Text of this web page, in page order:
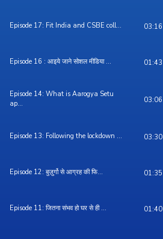
Episode 17: Fit India and CSBE coll... 03:16
Episode 16 : आइये जाने सोशल मीडिया ... 01:43
Episode 14: What is Aarogya Setu
ap...
03:06
Episode 13: Following the lockdown ... 03:30
Episode 12: बुज़ुर्गो से आग्रह की फि... 01:35
Episode 11: जितना संभव हो घर से ही ... 01:40